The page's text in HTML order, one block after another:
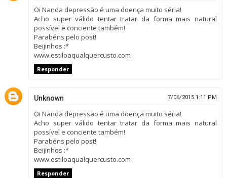
Oi Nanda depressão é uma doença muito séria!
Acho super válido tentar tratar da forma mais natural
possível e conciente também!
Parabéns pelo post!
Beijinhos :*
www.estiloaqualquercusto.com
Responder
Unknown 7/06/2015 1:11 PM
Oi Nanda depressão é uma doença muito séria!
Acho super válido tentar tratar da forma mais natural
possível e conciente também!
Parabéns pelo post!
Beijinhos :*
www.estiloaqualquercusto.com
Responder